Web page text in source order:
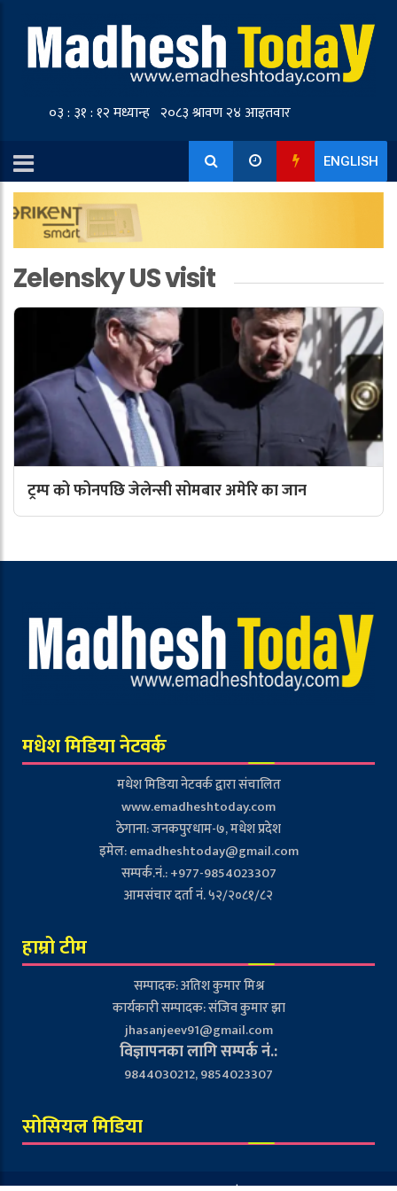
ENGLISH
Zelensky US visit
ट्रम्प को फोनपछि जेलेन्सी सोमबार अमेरि का जान
मधेश मिडिया नेटवर्क
मधेश मिडिया नेटवर्क द्वारा संचालित
www.emadheshtoday.com
ठेगाना: जनकपुरधाम-७, मधेश प्रदेश
इमेल:emadheshtoday@gmail.com
सम्पर्क.नं.: +977-9854023307
आमसंचार दर्ता नं. ५२/२०८१/८२
हाम्रो टीम
सम्पादक: अतिश कुमार मिश्र
कार्यकारी सम्पादक: संजिव कुमार झा
jhasanjeev91@gmail.com
विज्ञापनका लागि सम्पर्क नं.:
9844030212, 9854023307
सोसियल मिडिया